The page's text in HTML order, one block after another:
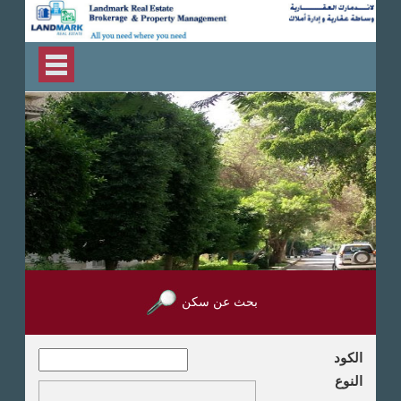
بحث عن سكن
الكود
النوع